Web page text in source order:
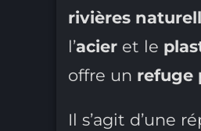
rivières
l’acieret le
offre un refuge
Il s’agit d’une